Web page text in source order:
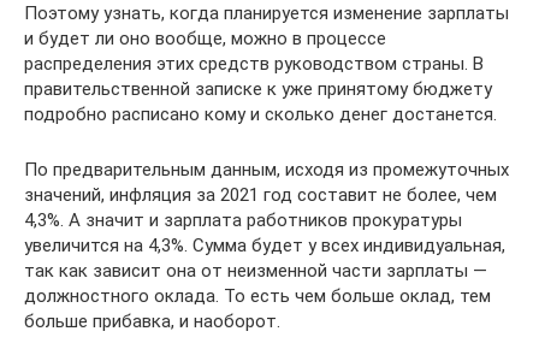
Поэтому узнать, когда планируется изменение зарплаты
и будет ли оно вообще, можно в процессе
распределения этих средств руководством страны. В
правительственной записке к уже принятому бюджету
подробно расписано кому и сколько денег достанется.
По предварительным данным, исходя из промежуточных
значений, инфляция за 2021 год составит не более, чем
4,3%. А значит и зарплата работников прокуратуры
увеличится на 4,3%. Сумма будет у всех индивидуальная,
так как зависит она от неизменной части зарплаты —
должностного оклада. То есть чем больше оклад, тем
больше прибавка, и наоборот.